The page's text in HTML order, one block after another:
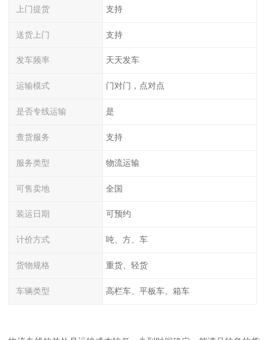
上门提货 支持
送货上门 支持
发车频率 天天发车
运输模式 门对门，点对点
是否专线运输 是
查货服务 支持
服务类型 物流运输
可售卖地 全国
装运日期 可预约
计价方式 吨、方、车
货物规格 重货、轻货
车辆类型 高栏车、平板车、箱车